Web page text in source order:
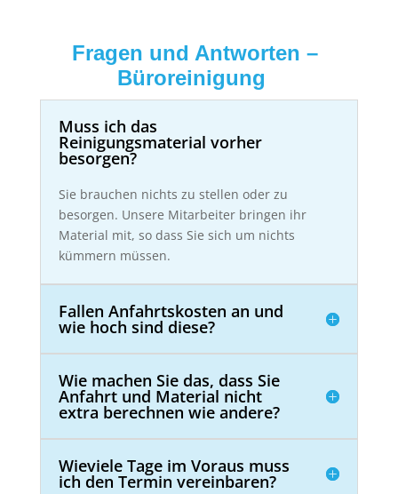
Fragen und Antworten –
Büroreinigung
Muss ich das
Reinigungsmaterial vorher
besorgen?
Sie brauchen nichts zu stellen oder zu
besorgen. Unsere Mitarbeiter bringen ihr
Material mit, so dass Sie sich um nichts
kümmern müssen.
Fallen Anfahrtskosten an und
wie hoch sind diese?
Wie machen Sie das, dass Sie
Anfahrt und Material nicht
extra berechnen wie andere?
Wieviele Tage im Voraus muss
ich den Termin vereinbaren?